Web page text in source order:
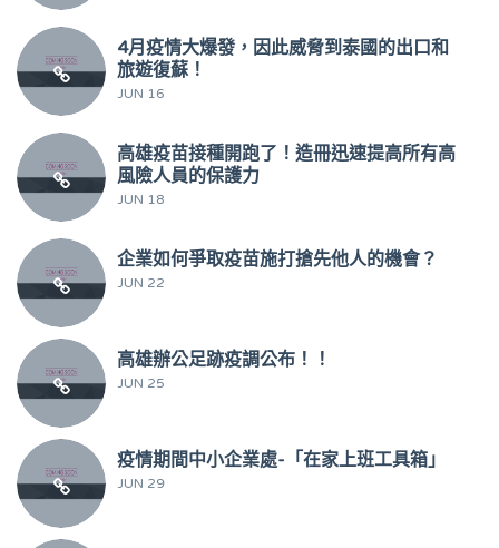
4月疫情大爆發，因此威脅到泰國的出口和
旅遊復蘇！
JUN 16
高雄疫苗接種開跑了！造冊迅速提高所有高
風險人員的保護力
JUN 18
企業如何爭取疫苗施打搶先他人的機會？
JUN 22
高雄辦公足跡疫調公布！！
JUN 25
疫情期間中小企業處-「在家上班工具箱」
JUN 29